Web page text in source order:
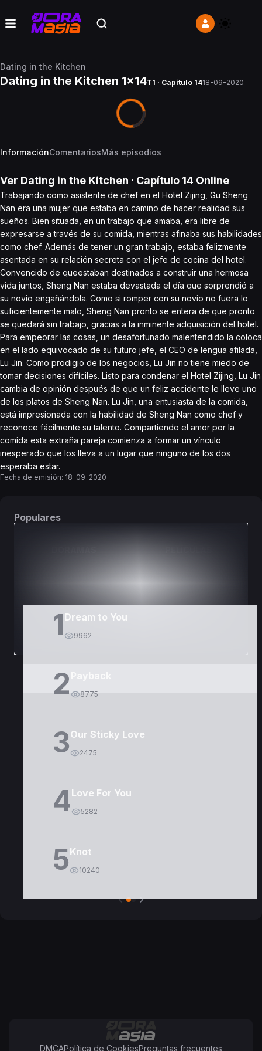
Dating in the Kitchen
Dating in the Kitchen 1x14T1 · Capítulo 1418-09-2020
InformaciónComentariosMás episodios
Ver Dating in the Kitchen · Capítulo 14 Online
Trabajando como asistente de chef en el Hotel Zijing, Gu Sheng
Nan era una mujer que estaba en camino de hacer realidad sus
sueños. Bien situada, en un trabajo que amaba, era libre de
expresarse a través de su comida, mientras afinaba sus habilidades
como chef. Además de tener un gran trabajo, estaba felizmente
asentada en su relación secreta con el jefe de cocina del hotel.
Convencido de queestaban destinados a construir una hermosa
vida juntos, Sheng Nan estaba devastada el día que sorprendió a
su novio engañándola. Como si romper con su novio no fuera lo
suficientemente malo, Sheng Nan pronto se entera de que pronto
se quedará sin trabajo, gracias a la inminente adquisición del hotel.
Para empeorar las cosas, un desafortunado malentendido la coloca
en el lado equivocado de su futuro jefe, el CEO de lengua afilada,
Lu Jin. Como prodigio de los negocios, Lu Jin no tiene miedo de
tomar decisiones difíciles. Listo para condenar el Hotel Zijing, Lu Jin
cambia de opinión después de que un feliz accidente le lleve uno
de los platos de Sheng Nan. Lu Jin, una entusiasta de la comida,
está impresionada con la habilidad de Sheng Nan como chef y
reconoce fácilmente su talento. Compartiendo el amor por la
comida esta extraña pareja comienza a formar un vínculo
inesperado que los lleva a un lugar que ninguno de los dos
esperaba estar.
Fecha de emisión: 18-09-2020
Populares
1 Dream to You
9962
2 8775
3Our Sticky Love
2475
4Love For You
5282
5Knot
10240
DMCAPolítica de CookiesPreguntas frecuentes